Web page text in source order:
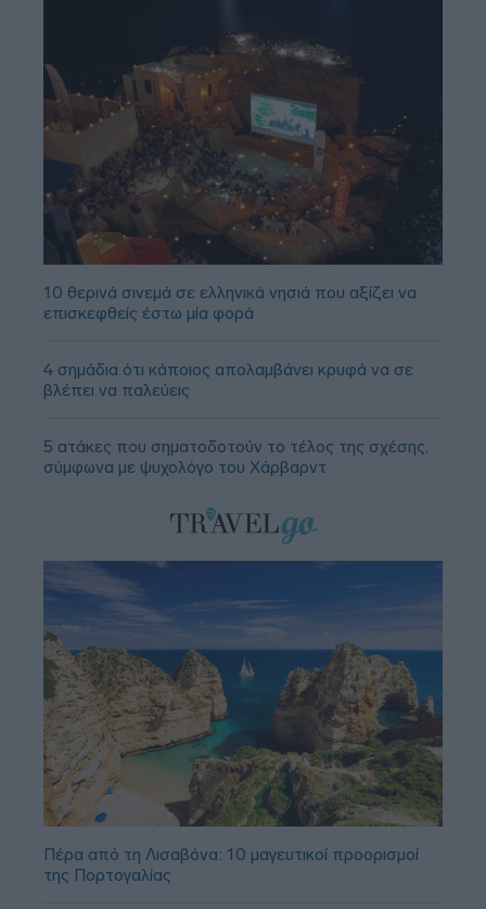
10 θερινά σινεμά σε ελληνικά νησιά που αξίζει να
επισκεφθείς έστω μία φορά
4 σημάδια ότι κάποιος απολαμβάνει κρυφά να σε
βλέπει να παλεύεις
5 ατάκες που σηματοδοτούν το τέλος της σχέσης,
σύμφωνα με ψυχολόγο του Χάρβαρντ
Πέρα από τη Λισαβόνα: 10 μαγευτικοί προορισμοί
της Πορτογαλίας